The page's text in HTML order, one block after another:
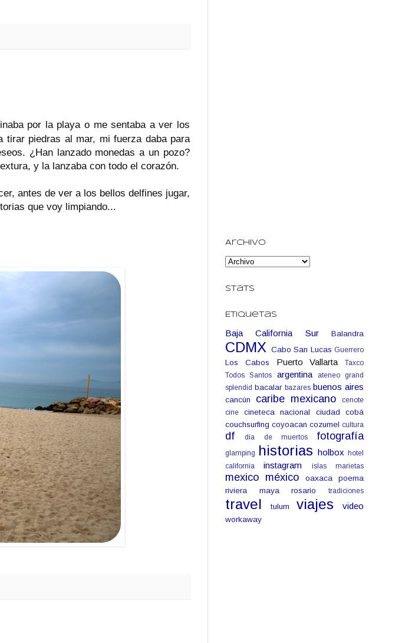
por la playa o me sentaba a ver los
tirar piedras al mar, mi fuerza daba para
¿Han lanzado monedas a un pozo?
y la lanzaba con todo el corazón.
antes de ver a los bellos delfines jugar,
que voy limpiando...
Archivo
Stats
Etiquetas
Baja California Sur Balandra
CDMX Cabo San Lucas Guerrero
Los Cabos Puerto Vallarta
Taxco
Todos Santos
argentina
ateneo grand
splendid bacalar bazares buenos aires
cancún caribe mexicano
cenote
cine
cineteca nacional ciudad
cobá
couchsurfing coyoacan cozumel cultura
df día de muertos fotografía
glamping historias holbox
hotel
california
instagram islas marietas
mexico méxico oaxaca
poema
riviera maya
rosario tradiciones
travel tulum viajes video
workaway